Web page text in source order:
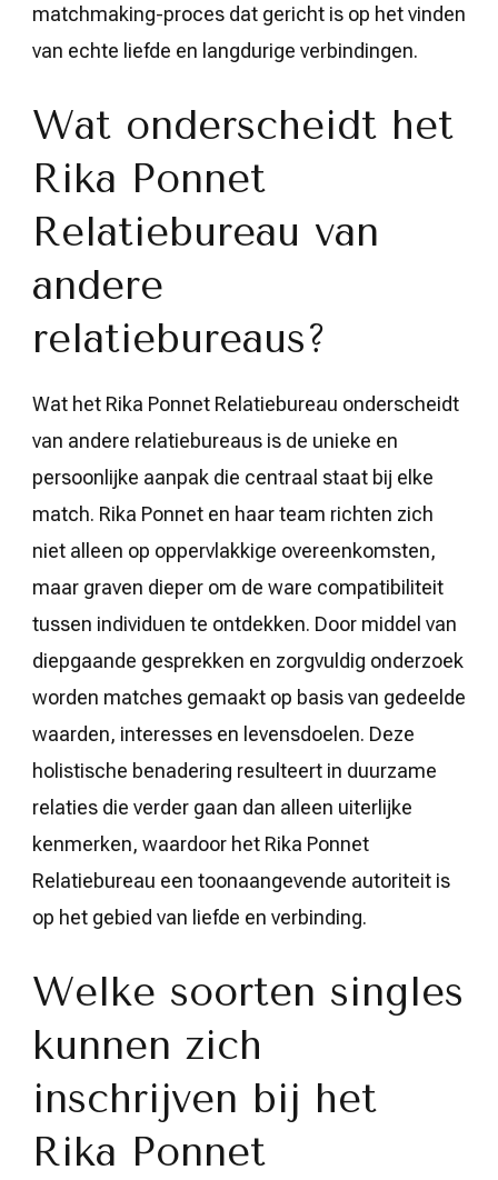
matchmaking-proces dat gericht is op het vinden
van echte liefde en langdurige verbindingen.
Wat onderscheidt het
Rika Ponnet
Relatiebureau van
andere
relatiebureaus?
Wat het Rika Ponnet Relatiebureau onderscheidt
van andere relatiebureaus is de unieke en
persoonlijke aanpak die centraal staat bij elke
match. Rika Ponnet en haar team richten zich
niet alleen op oppervlakkige overeenkomsten,
maar graven dieper om de ware compatibiliteit
tussen individuen te ontdekken. Door middel van
diepgaande gesprekken en zorgvuldig onderzoek
worden matches gemaakt op basis van gedeelde
waarden, interesses en levensdoelen. Deze
holistische benadering resulteert in duurzame
relaties die verder gaan dan alleen uiterlijke
kenmerken, waardoor het Rika Ponnet
Relatiebureau een toonaangevende autoriteit is
op het gebied van liefde en verbinding.
Welke soorten singles
kunnen zich
inschrijven bij het
Rika Ponnet